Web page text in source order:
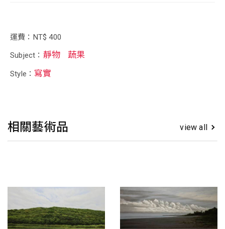
運費：NT$ 400
Subject： 靜物 蔬果
Style：寫實
相關藝術品 view all